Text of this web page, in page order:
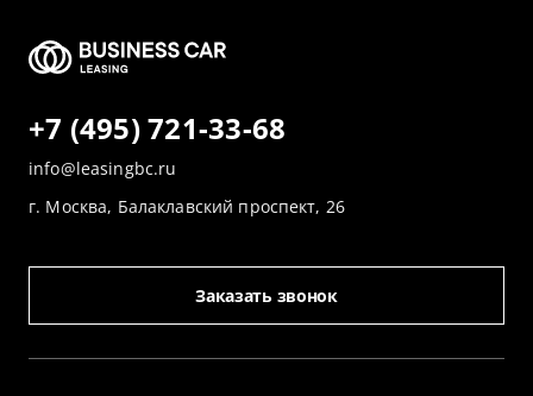
+7 (495) 721-33-68
info@leasingbc.ru
г. Москва, Балаклавский проспект, 26
Заказать звонок